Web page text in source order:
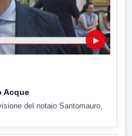
▶
Acque
del notaio Santomauro,